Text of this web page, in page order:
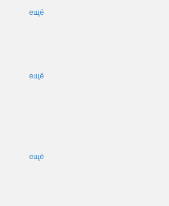
ещё
ещё
ещё